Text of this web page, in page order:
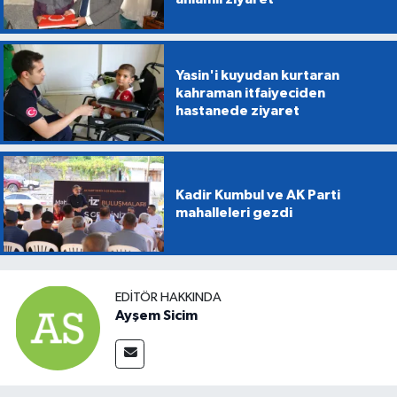
Yasin'i kuyudan kurtaran
kahraman itfaiyeciden
hastanede ziyaret
Kadir Kumbul ve AK Parti
mahalleleri gezdi
EDITÖR HAKKINDA
Ayşem Sicim